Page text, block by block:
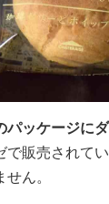
パッケージに
で販売されて
ん。